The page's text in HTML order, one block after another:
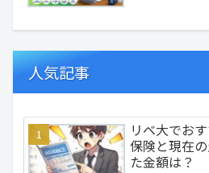
人気記事
リベ大でお
保険と現在
た金額は？